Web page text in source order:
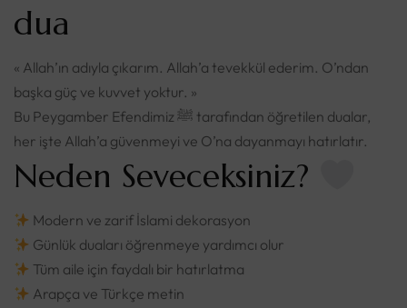
dua
« Allah’ın adıyla çıkarım. Allah’a tevekkül ederim. O’ndan
başka güç ve kuvvet yoktur. »
Bu Peygamber Efendimiz ﷺ tarafından öğretilen dualar,
her işte Allah’a güvenmeyi ve O’na dayanmayı hatırlatır.
Neden Seveceksiniz?
Modern ve zarif İslami dekorasyon
Günlük duaları öğrenmeye yardımcı olur
Tüm aile için faydalı bir hatırlatma
Arapça ve Türkçe metin